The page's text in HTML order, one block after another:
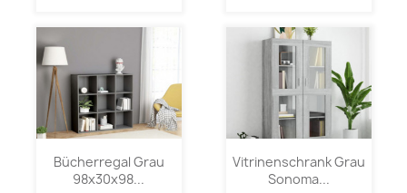
Bücherregal Grau
98x30x98...
Vitrinenschrank Grau
Sonoma...